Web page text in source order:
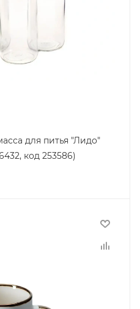
для питья "Лидо"
код 253586)